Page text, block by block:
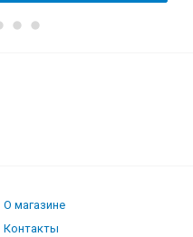
О магазине
Контакты